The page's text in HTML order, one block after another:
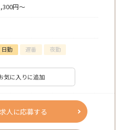
円～
日勤 遅番 夜勤
気に入りに追加
人に応募する